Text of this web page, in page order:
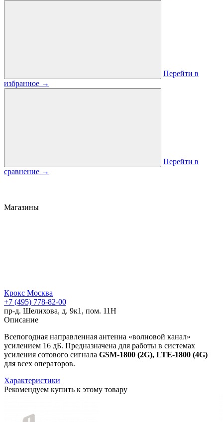
Перейти в
избранное →
Перейти в
сравнение →
Магазины
Крокс Москва
+7 (495) 778-82-00
пр-д. Шелихова, д. 9к1, пом. 11Н
Описание
Всепогодная направленная антенна «волновой канал»
усилением 16 дБ. Предназначена для работы в системах
усиления сотового сигнала GSM-1800 (2G), LTE-1800 (4G)
для всех операторов.
Характеристики
Рекомендуем купить к этому товару